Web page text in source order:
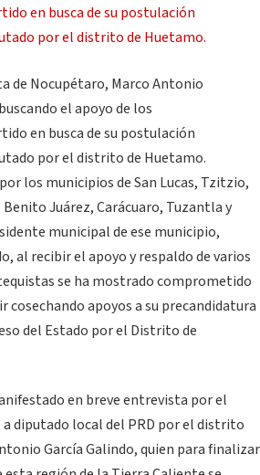
de Nocupétaro, Marco Antonio
el apoyo de los
en busca de su postulación
por el distrito de Huetamo.
los municipios de San Lucas, Tzitzio,
Juárez, Carácuaro, Tuzantla y
municipal de ese municipio,
al recibir el apoyo y respaldo de varios
se ha mostrado comprometido
cosechando apoyos a su precandidatura
del Estado por el Distrito de
en breve entrevista por el
diputado local del PRD por el distrito
García Galindo, quien para finalizar